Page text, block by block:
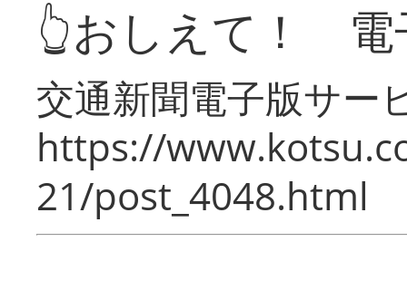
👆おしえて！ 電
交通新聞電子版サー
https://
21/post_4048.html